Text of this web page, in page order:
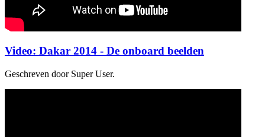
Video: Dakar 2014 - De onboard beelden
Geschreven door Super User.